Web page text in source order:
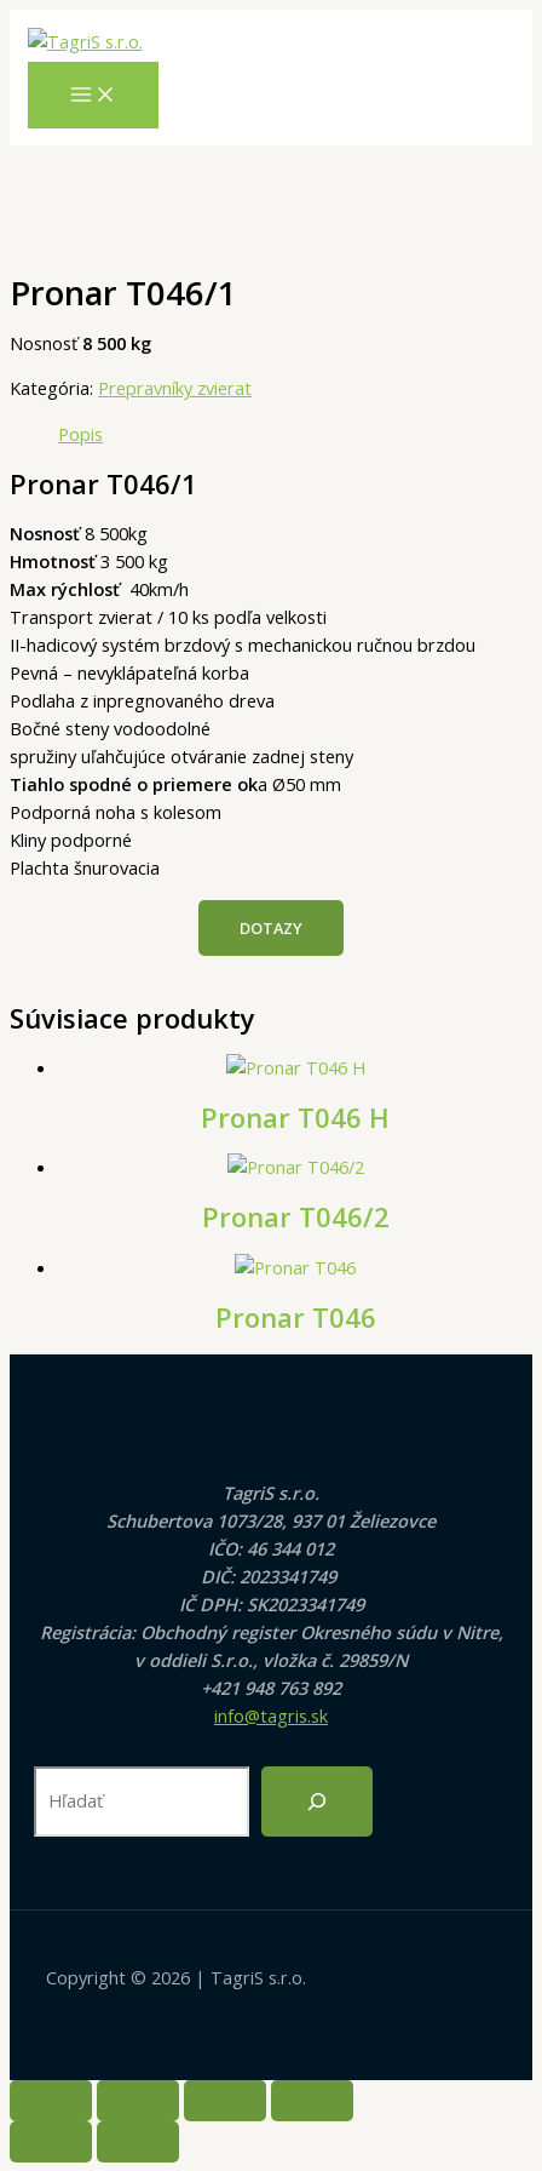
obsah
Pronar T046/1
Nosnosť8 500 kg
Kategória: Prepravníky zvierat
Popis
Pronar T046/1
Nosnosť8 500kg
Hmotnosť3 500 kg
Max rýchlosť 40km/h
Transport zvierat / 10 ks podľa velkosti
II-hadicový systém brzdový s mechanickou ručnou brzdou
Pevná – nevyklápateľná korba
Podlaha z inpregnovaného dreva
Bočné steny vodoodolné
spružiny uľahčujúce otváranie zadnej steny
Tiahlo spodné o priemere oka Ø50 mm
Podporná noha s kolesom
Kliny podporné
Plachta šnurovacia
DOTAZY
Súvisiace produkty
Pronar T046 H
Pronar T046/2
Pronar T046
TagriS s.r.o.
Schubertova 1073/28, 937 01 Želiezovce
IČO: 46 344 012
DIČ: 2023341749
IČ DPH: SK2023341749
Registrácia: Obchodný register Okresného súdu v Nitre,
v oddieli S.r.o., vložka č. 29859/N
+421 948 763 892
info@tagris.sk
Copyright © 2026 | TagriS s.r.o.